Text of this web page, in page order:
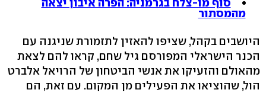
מהמסתור
היושבים בקהל, שציפו להאזין לתזמורת שניגנה עם
הכנר הישראלי המפורסם גיל שחם, קראו להם לצאת
מהאולם והזעיקו את אנשי הביטחון של הרויאל אלברט
הול, שהוציאו את הפעילים מן המקום. עם זאת, הם